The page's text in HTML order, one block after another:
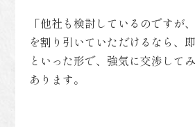
「他社も検討しているのですが
を割り引いていただけるなら、
といった形で、強気に交渉して
あります。